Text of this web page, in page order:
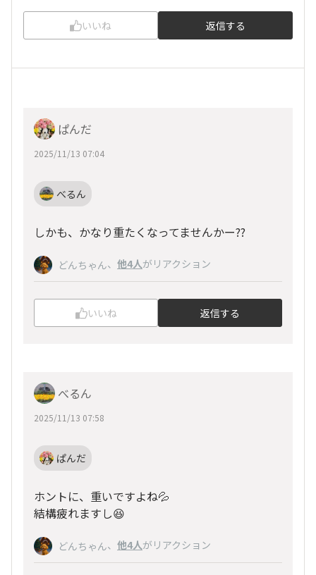
いいね 返信する
ぱんだ
2025/11/13 07:04
べるん
しかも、かなり重たくなってませんかー??
どんちゃん、 他4人がリアクション
いいね 返信する
べるん
2025/11/13 07:58
ぱんだ
ホントに、重いですよね💦
結構疲れますし😆
どんちゃん、 他4人がリアクション